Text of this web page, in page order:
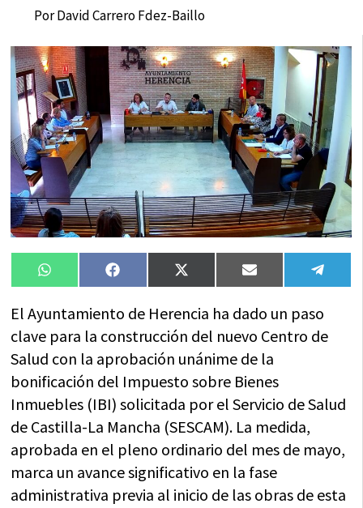
PorDavid Carrero Fdez-Baillo
Compartir
en
WhatsAppCompartir
en
FacebookCompartir
en
X
(Twitter)
Compartir
en
Email
en
El Ayuntamiento de Herencia ha dado un paso
clave para la construcción del nuevo Centro de
Salud con la aprobación unánime de la
bonificación del Impuesto sobre Bienes
Inmuebles (IBI) solicitada por el Servicio de Salud
de Castilla-La Mancha (SESCAM). La medida,
aprobada en el pleno ordinario del mes de mayo,
marca un avance significativo en la fase
administrativa previa al inicio de las obras de esta